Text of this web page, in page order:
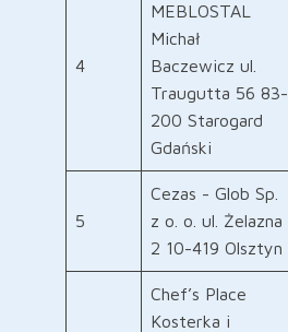
4
MEBLOSTAL
Michał
Baczewicz ul.
Traugutta 56 83-
200 Starogard
Gdański
5
Cezas - Glob Sp.
z o. o. ul. Żelazna
2 10-419 Olsztyn
Chef’s Place
Kosterka i